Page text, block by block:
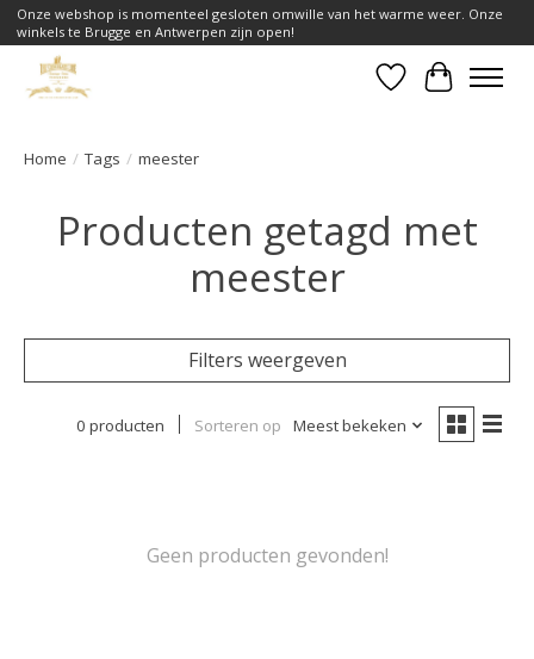
Onze webshop is momenteel gesloten omwille van het warme weer. Onze
winkels te Brugge en Antwerpen zijn open!
Verlanglijst
Home / Tags / meester
Producten getagd met
meester
Filters weergeven
0 producten Sorteren op Meest bekeken
Geen producten gevonden!